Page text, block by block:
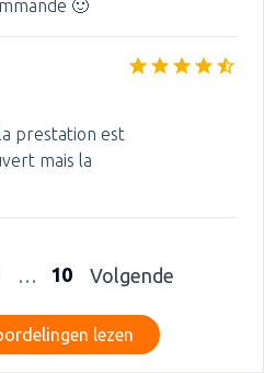
🙂
prestation est
mais la
… 10 Volgende
Meer beoordelingen lezen
lezen